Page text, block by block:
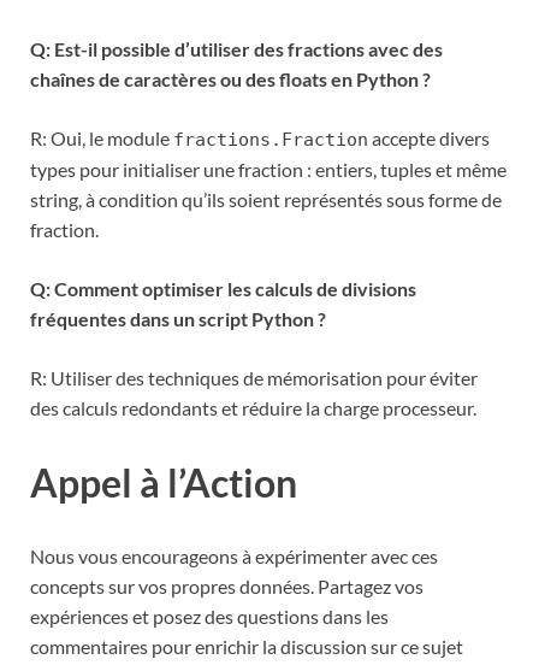
Q: Est-il possible d’utiliser des fractions avec des
chaînes de caractères ou des floats en Python ?
R: Oui, le module fractions.Fraction accepte divers
types pour initialiser une fraction : entiers, tuples et même
string, à condition qu’ils soient représentés sous forme de
fraction.
Q: Comment optimiser les calculs de divisions
fréquentes dans un script Python ?
R: Utiliser des techniques de mémorisation pour éviter
des calculs redondants et réduire la charge processeur.
Appel à l’Action
Nous vous encourageons à expérimenter avec ces
concepts sur vos propres données. Partagez vos
expériences et posez des questions dans les
commentaires pour enrichir la discussion sur ce sujet